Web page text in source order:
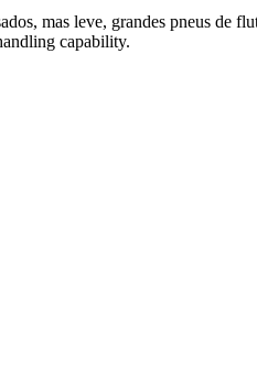
mas leve, grandes pneus de
capability.